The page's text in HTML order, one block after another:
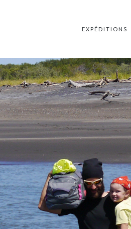
EXPÉDITIONS